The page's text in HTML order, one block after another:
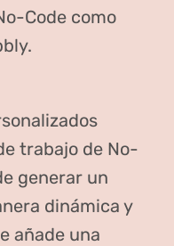
Code como
trabajo de No-
generar un
dinámica y
añade una